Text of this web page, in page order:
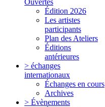
Édition 2026
Les artistes
participants
Plan des Ateliers
Éditions
antérieures
> échanges
internationaux
Échanges en cours
Archives
> Évènements